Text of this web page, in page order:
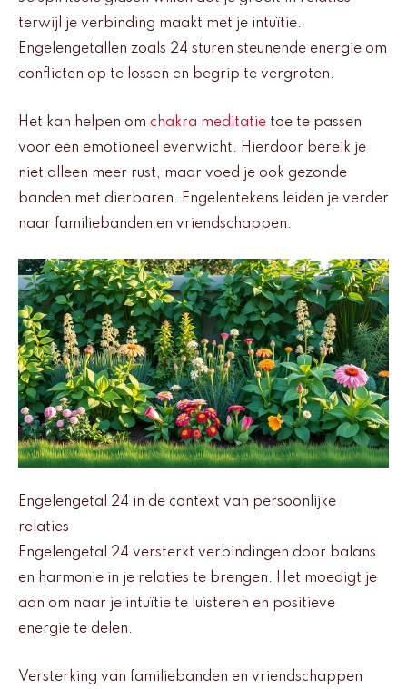
terwijl je verbinding maakt met je intuïtie.
Engelengetallen zoals 24 sturen steunende energie om
conflicten op te lossen en begrip te vergroten.
Het kan helpen om chakra meditatie toe te passen
voor een emotioneel evenwicht. Hierdoor bereik je
niet alleen meer rust, maar voed je ook gezonde
banden met dierbaren. Engelentekens leiden je verder
naar familiebanden en vriendschappen.
Engelengetal 24 in de context van persoonlijke
relaties
Engelengetal 24 versterkt verbindingen door balans
en harmonie in je relaties te brengen. Het moedigt je
aan om naar je intuïtie te luisteren en positieve
energie te delen.
Versterking van familiebanden en vriendschappen